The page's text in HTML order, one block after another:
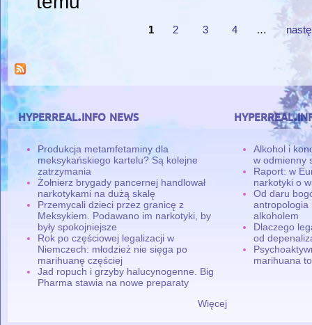
1 2 3 4 …
hyperreal.info news
Produkcja metamfetaminy dla
meksykańskiego kartelu? Są kolejne
zatrzymania
Żołnierz brygady pancernej handlował
narkotykami na dużą skalę
Przemycali dzieci przez granicę z
Meksykiem. Podawano im narkotyki, by
były spokojniejsze
Rok po częściowej legalizacji w
Niemczech: młodzież nie sięga po
marihuanę częściej
Jad ropuch i grzyby halucynogenne. Big
Pharma stawia na nowe preparaty
Więcej
Alkohol i
w odmienny
Raport: w
narkotyki o
Od daru
antropologia
alkoholem
Dlaczego
od
marihuana